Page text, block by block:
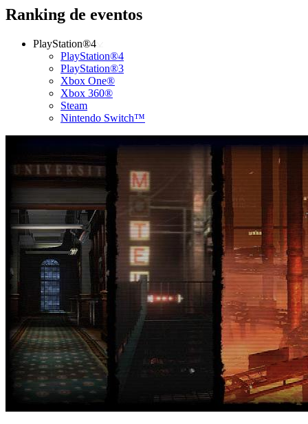
Ranking de eventos
PlayStation®4
PlayStation®4
PlayStation®3
Xbox One®
Xbox 360®
Steam
Nintendo Switch™